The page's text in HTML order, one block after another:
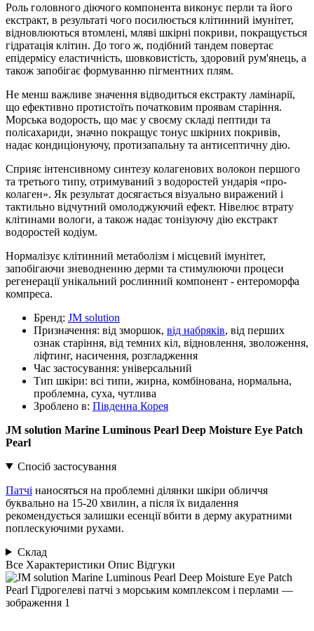
Роль головного діючого компонента виконує перли та його
екстракт, в результаті чого посилюється клітинний імунітет,
відновлюються втомлені, мляві шкірні покриви, покращується
гідратація клітин. До того ж, подібний тандем повертає
епідермісу еластичність, шовковистість, здоровий рум'янець, а
також запобігає формуванню пігментних плям.
Не менш важливе значення відводиться екстракту ламінарії,
що ефективно протистоїть початковим проявам старіння.
Морська водорость, що має у своєму складі пептиди та
полісахариди, значно покращує тонус шкірних покривів,
надає кондиціонуючу, протизапальну та антисептичну дію.
Сприяє інтенсивному синтезу колагенових волокон першого
та третього типу, отримуваний з водоростей ундарія «про-
колаген». Як результат досягається візуально виражений і
тактильно відчутний омолоджуючий ефект. Нівелює втрату
клітинами вологи, а також надає тонізуючу дію екстракт
водоростей кодіум.
Нормалізує клітинний метаболізм і місцевий імунітет,
запобігаючи зневодненню дерми та стимулюючи процеси
регенерації унікальний рослинний компонент - ентероморфа
компреса.
Бренд: JM solution
Призначення: від зморшок, від набряків, від перших
ознак старіння, від темних кіл, відновлення, зволоження,
ліфтинг, насичення, розгладження
Час застосування: універсальний
Тип шкіри: всі типи, жирна, комбінована, нормальна,
проблемна, суха, чутлива
Зроблено в: Південна Корея
JM solution Marine Luminous Pearl Deep Moisture Eye Patch
Pearl
Спосіб застосування
Патчі наносяться на проблемні ділянки шкіри обличчя
буквально на 15-20 хвилин, а після їх видалення
рекомендується залишки есенції вбити в дерму акуратними
поплескуючими рухами.
Склад
Все Характеристики Опис Відгуки